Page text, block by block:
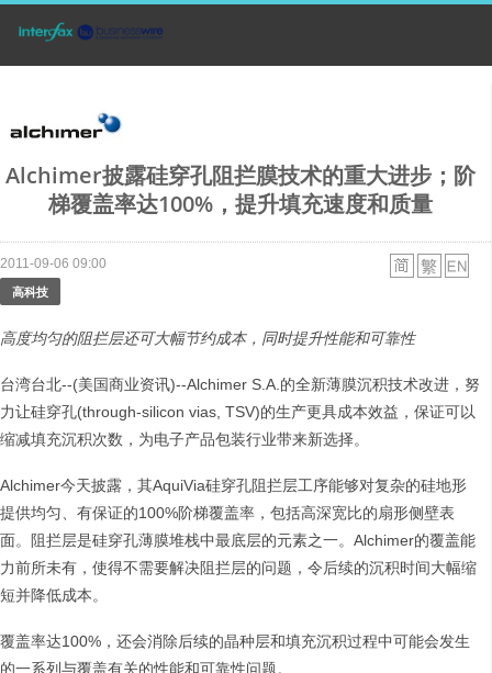
Alchimer披露硅穿孔阻拦膜技术的重大进步；阶
梯覆盖率达100%，提升填充速度和质量
2011-09-06 09:00
高科技
高度均匀的阻拦层还可大幅节约成本，同时提升性能和可靠性
台湾台北--(美国商业资讯)--Alchimer S.A.的全新薄膜沉积技术改进，努
力让硅穿孔(through-silicon vias, TSV)的生产更具成本效益，保证可以
缩减填充沉积次数，为电子产品包装行业带来新选择。
Alchimer今天披露，其AquiVia硅穿孔阻拦层工序能够对复杂的硅地形
提供均匀、有保证的100%阶梯覆盖率，包括高深宽比的扇形侧壁表
面。阻拦层是硅穿孔薄膜堆栈中最底层的元素之一。Alchimer的覆盖能
力前所未有，使得不需要解决阻拦层的问题，令后续的沉积时间大幅缩
短并降低成本。
覆盖率达100%，还会消除后续的晶种层和填充沉积过程中可能会发生
的一系列与覆盖有关的性能和可靠性问题。